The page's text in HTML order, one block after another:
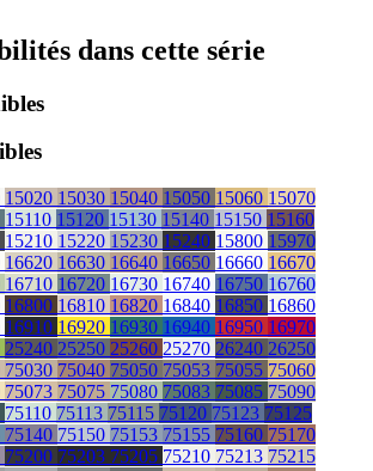
dans cette série
15020 15030 15040 15050 15060 15070
15110 15120 15130 15140 15150 15160
15210 15220 15230 15240 15800 15970
16620 16630 16640 16650 16660 16670
16710 16720 16730 16740 16750 16760
16800 16810 16820 16840 16850 16860
16910 16920 16930 16940 16950 16970
25240 25250 25260 25270 26240 26250
75030 75040 75050 75053 75055 75060
75073 75075 75080 75083 75085 75090
75110 75113 75115 75120 75123 75125
75140 75150 75153 75155 75160 75170
75200 75203 75205 75210 75213 75215